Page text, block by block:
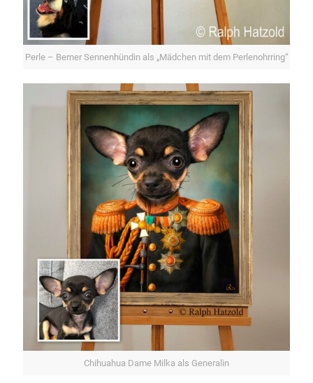
Perle – Berner Sennenhündin als „Mädchen mit dem Perlenohrring“
Chihuahua Dame Milka als Generalin